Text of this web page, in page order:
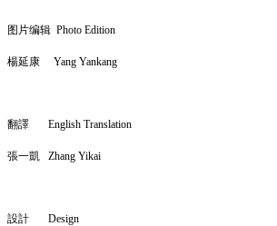
图片编辑 Photo Edition
楊延康 Yang Yankang
翻譯 English Translation
張一凱 Zhang Yikai
設計 Design